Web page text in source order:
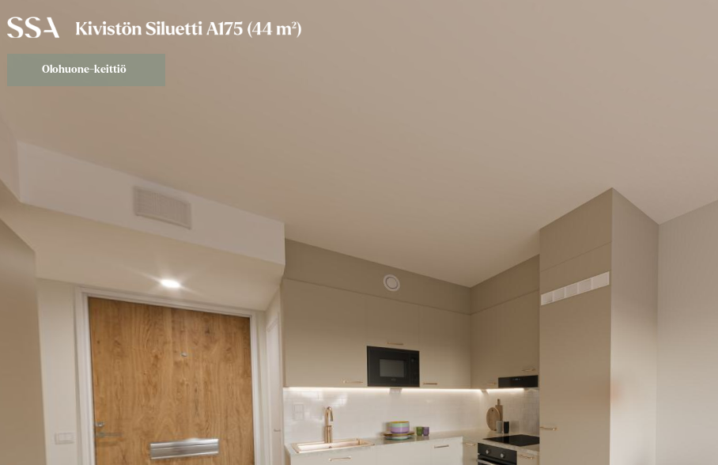
Olohuone-keittiö